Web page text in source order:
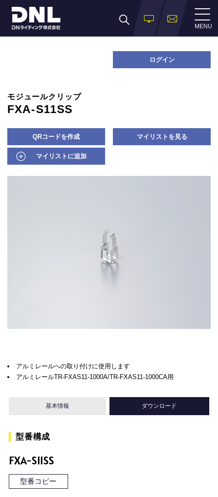
MENU
ログイン
モジュールクリップ
FXA-S11SS
QRコードを作成 マイリストを見る
マイリストに追加
アルミレールへの取り付けに使用します
アルミレールTR-FXAS11-1000A/TR-FXAS11-1000CA用
基本情報 ダウンロード
型番構成
FXA-S11SS
型番コピー